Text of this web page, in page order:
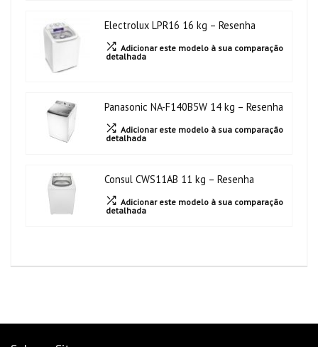
Electrolux LPR16 16 kg – Resenha
Adicionar este modelo à sua comparação
detalhada
Panasonic NA-F140B5W 14 kg – Resenha
Adicionar este modelo à sua comparação
detalhada
Consul CWS11AB 11 kg – Resenha
Adicionar este modelo à sua comparação
detalhada